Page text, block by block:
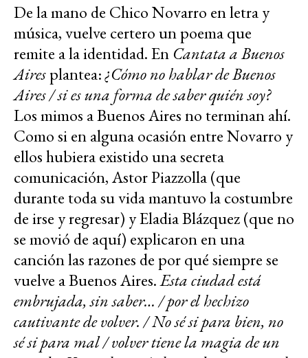
De la mano de Chico Novarro en letra y
música, vuelve certero un poema que
remite a la identidad. En Cantata a Buenos
Airesplantea:¿Cómo no hablar de Buenos
Aires / si es una forma de saber quién soy?
Los mimos a Buenos Aires no terminan ahí.
Como si en alguna ocasión entre Novarro y
ellos hubiera existido una secreta
comunicación, Astor Piazzolla (que
durante toda su vida mantuvo la costumbre
de irse y regresar) y Eladia Blázquez (que no
se movió de aquí) explicaron en una
canción las razones de por qué siempre se
vuelve a Buenos Aires.Esta ciudad está
embrujada, sin saber… / por el hechizo
cautivante de volver. / No sé si para bien, no
sé si para mal / volver tiene la magia de un